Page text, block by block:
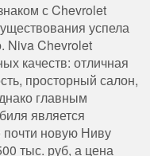
с Chevrolet
успела
Niva Chevrolet
качеств: отличная
просторный салон,
главным
является
почти новую Ниву
тыс. руб, а цена